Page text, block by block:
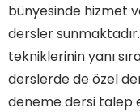
bünyesinde hizmet
dersler
tekniklerinin yanı
derslerde de özel
deneme dersi talep